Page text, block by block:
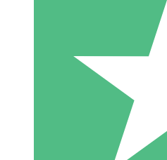
20